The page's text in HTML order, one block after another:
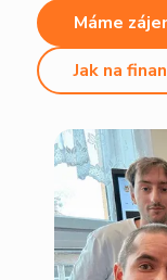
Máme
Jak na